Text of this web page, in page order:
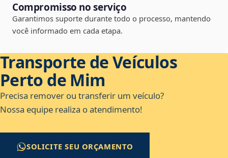
Compromisso no serviço
Garantimos suporte durante todo o processo, mantendo
você informado em cada etapa.
Transporte de Veículos
Perto de Mim
Precisa remover ou transferir um veículo?
Nossa equipe realiza o atendimento!
SOLICITE SEU ORÇAMENTO